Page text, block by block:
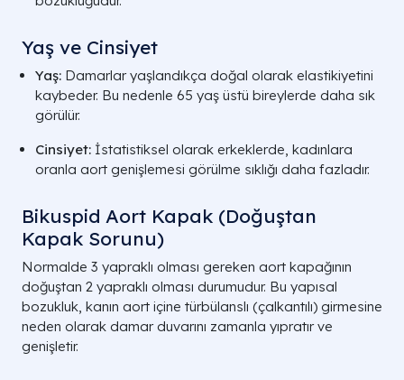
Yaş ve Cinsiyet
Yaş: Damarlar yaşlandıkça doğal olarak elastikiyetini
kaybeder. Bu nedenle 65 yaş üstü bireylerde daha sık
görülür.
Cinsiyet: İstatistiksel olarak erkeklerde, kadınlara
oranla aort genişlemesi görülme sıklığı daha fazladır.
Bikuspid Aort Kapak (Doğuştan
Kapak Sorunu)
Normalde 3 yapraklı olması gereken aort kapağının
doğuştan 2 yapraklı olması durumudur. Bu yapısal
bozukluk, kanın aort içine türbülanslı (çalkantılı) girmesine
neden olarak damar duvarını zamanla yıpratır ve
genişletir.